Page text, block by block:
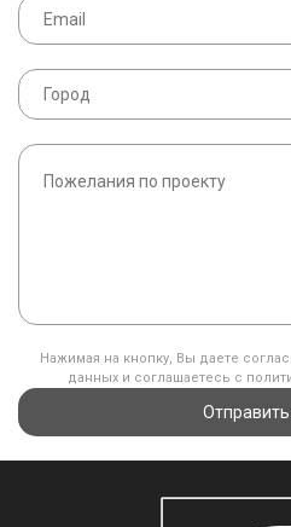
Нажимая на кнопку, Вы даете
данных и соглашаетесь с
Отправить